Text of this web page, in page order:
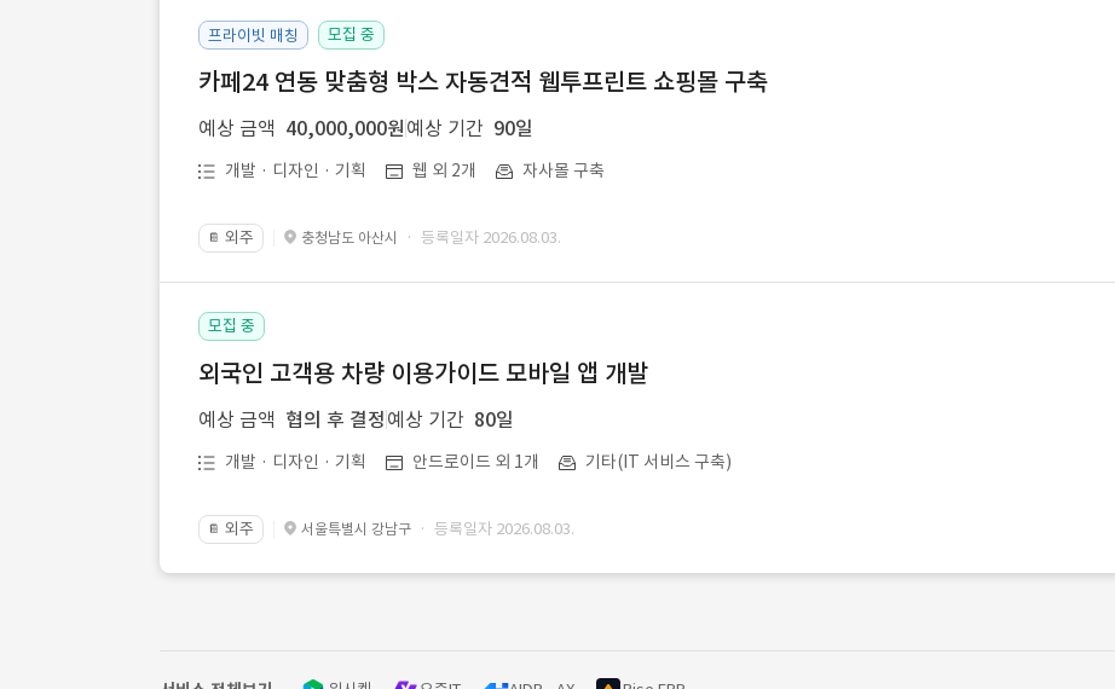
프라이빗 매칭 모집 중
카페24 연동 맞춤형 박스 자동견적 웹투프린트 쇼핑몰 구축
예상 금액 40,000,000원 예상 기간 90일
개발 · 디자인 · 기획 웹 외 2개 자사몰 구축
📔 외주 충청남도 아산시 · 등록일자 2026.08.03.
모집 중
외국인 고객용 차량 이용가이드 모바일 앱 개발
예상 금액 협의 후 결정 예상 기간 80일
개발 · 디자인 · 기획 안드로이드 외 1개 기타(IT 서비스 구축)
📔 외주 서울특별시 강남구 · 등록일자 2026.08.03.